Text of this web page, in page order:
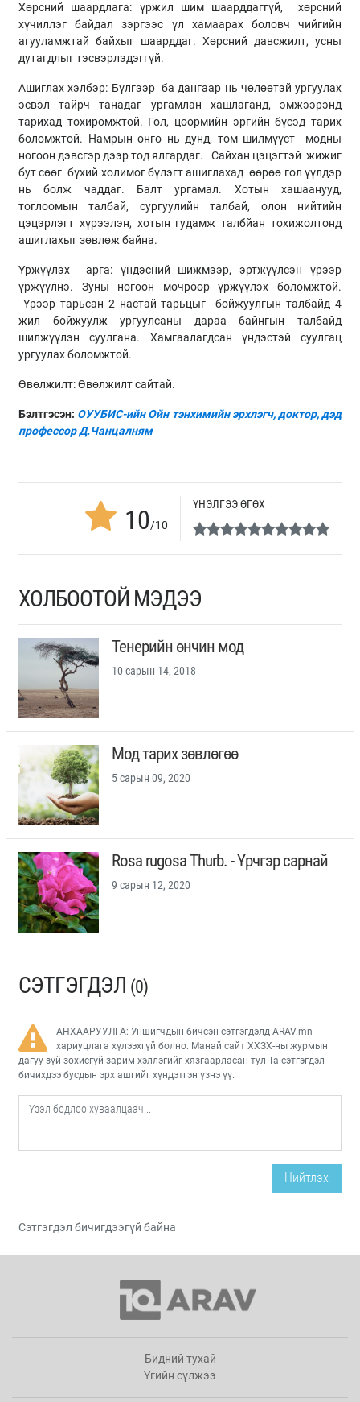
Хөрсний шаардлага: үржил шим шаарддаггүй, хөрсний
хүчиллэг байдал зэргээс үл хамаарах боловч чийгийн
агууламжтай байхыг шаарддаг. Хөрсний давсжилт, усны
дутагдлыг тэсвэрлэдэггүй.
Ашиглах хэлбэр: Бүлгээр ба дангаар нь чөлөөтэй ургуулах
эсвэл тайрч танадаг ургамлан хашлаганд, эмжээрэнд
тарихад тохиромжтой. Гол, цөөрмийн эргийн бүсэд тарих
боломжтой. Намрын өнгө нь дунд, том шилмүүст модны
ногоон дэвсгэр дээр тод ялгардаг. Сайхан цэцэгтэй жижиг
бут сөөг бүхий холимог бүлэгт ашиглахад өөрөө гол үүлдэр
нь болж чаддаг. Балт ургамал. Хотын хашаанууд,
тоглоомын талбай, сургуулийн талбай, олон нийтийн
цэцэрлэгт хүрээлэн, хотын гудамж талбйан тохижолтонд
ашиглахыг зөвлөж байна.
Үржүүлэх арга: үндэсний шижмээр, эртжүүлсэн үрээр
үржүүлнэ. Зуны ногоон мөчрөөр үржүүлэх боломжтой.
Үрээр тарьсан 2 настай тарьцыг бойжуулгын талбайд 4
жил бойжуулж ургуулсаны дараа байнгын талбайд
шилжүүлэн суулгана. Хамгаалагдсан үндэстэй суулгац
ургуулах боломжтой.
Өвөлжилт: Өвөлжилт сайтай.
Бэлтгэсэн: ОУУБИС-ийн Ойн тэнхимийн эрхлэгч, доктор, дэд
профессор Д.Чанцалням
10/10
ҮНЭЛГЭЭ ӨГӨХ
ХОЛБООТОЙ МЭДЭЭ
Тенерийн өнчин мод
10 сарын 14, 2018
Мод тарих зөвлөгөө
5 сарын 09, 2020
Rosa rugosa Thurb. - Үрчгэр сарнай
9 сарын 12, 2020
СЭТГЭГДЭЛ (0)
АНХААРУУЛГА: Уншигчдын бичсэн сэтгэгдэлд ARAV.mn
хариуцлага хүлээхгүй болно. Манай сайт ХХЗХ-ны журмын
дагуу зүй зохисгүй зарим хэллэгийг хязгаарласан тул Та сэтгэгдэл
бичихдээ бусдын эрх ашгийг хүндэтгэн үзнэ үү.
Нийтлэх
Сэтгэгдэл бичигдээгүй байна
Бидний тухай
Үгийн сүлжээ